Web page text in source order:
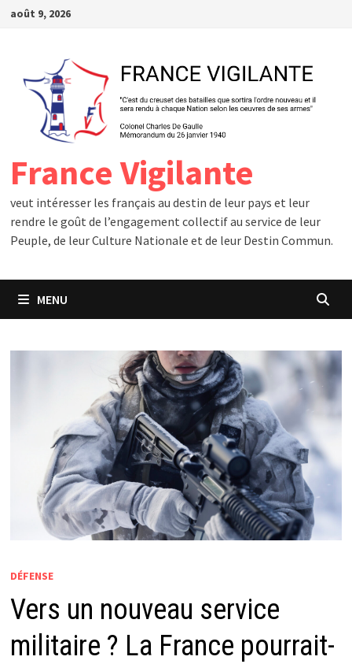
Passer
août 9, 2026
France Vigilante
veut intéresser les français au destin de leur pays et leur
rendre le goût de l’engagement collectif au service de leur
Peuple, de leur Culture Nationale et de leur Destin Commun.
MENU
DÉFENSE
Vers un nouveau service
militaire ? La France pourrait-